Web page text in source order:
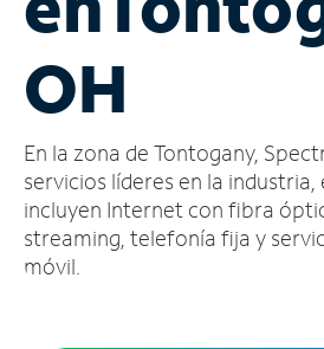
cuenta
Encuentra
tienda
OH
En la zona de Tontogany,
servicios líderes en la industria,
incluyen Internet con fibra
streaming, telefonía fija y
móvil.